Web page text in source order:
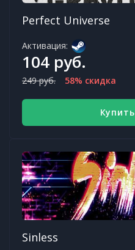
Perfect Universe
Активация:
104 руб.
249 руб. 58% скидка
Купить
Sinless